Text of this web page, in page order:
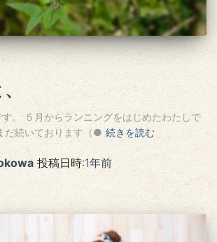
。 ５月からランニングをはじめたわたしで
だ続いております（● 続きを読む
投稿日時:1年前